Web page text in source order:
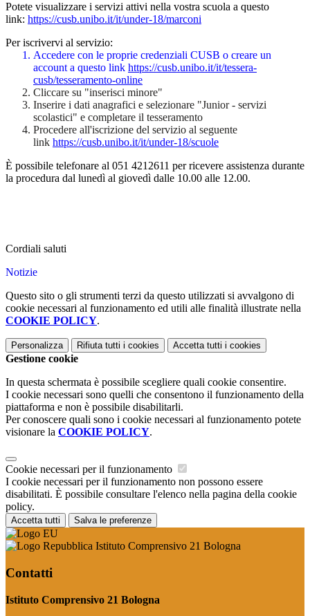
Potete visualizzare i servizi attivi nella vostra scuola a questo
link: https://cusb.unibo.it/it/under-18/marconi
Per iscrivervi al servizio:
Accedere con le proprie credenziali CUSB o creare un
account a questo link https://cusb.unibo.it/it/tessera-
cusb/tesseramento-online
Cliccare su "inserisci minore"
Inserire i dati anagrafici e selezionare "Junior - servizi
scolastici" e completare il tesseramento
Procedere all'iscrizione del servizio​ al seguente
link https://cusb.unibo.it/it/under-18/scuole
È possibile telefonare al 051 4212611 per ricevere assistenza durante
la procedura dal lunedì al giovedì dalle 10.00 alle 12.00.
Cordiali saluti
Notizie
Questo sito o gli strumenti terzi da questo utilizzati si avvalgono di
cookie necessari al funzionamento ed utili alle finalità illustrate nella
COOKIE POLICY.
Personalizza Rifiuta tutti i cookies Accetta tutti i cookies
Gestione cookie
In questa schermata è possibile scegliere quali cookie consentire.
I cookie necessari sono quelli che consentono il funzionamento della
piattaforma e non è possibile disabilitarli.
Per conoscere quali sono i cookie necessari al funzionamento potete
visionare la COOKIE POLICY.
Cookie necessari per il funzionamento
I cookie necessari per il funzionamento non possono essere
disabilitati. È possibile consultare l'elenco nella pagina della cookie
policy.
Accetta tutti Salva le preferenze
Istituto Comprensivo 21 Bologna
Contatti
Istituto Comprensivo 21 Bologna